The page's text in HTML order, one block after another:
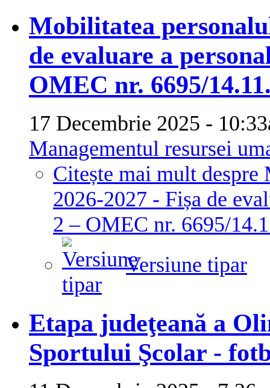
Mobilitatea
de evaluare a
OMEC nr. 6695/
17 Decembrie 2025 -
Managementul resursei
Citește mai mult despre
2026-2027 - Fișa de
2 – OMEC nr. 6695/
Versiune tipar
Etapa judeţeană a
Sportului Şcolar -